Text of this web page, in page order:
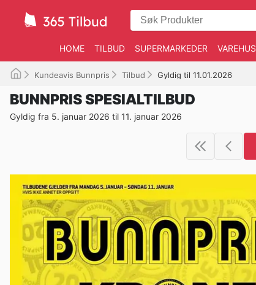
HOME TILBUD SUPERMARKEDER VAREHUS
Kundeavis Bunnpris Tilbud Gyldig til 11.01.2026
BUNNPRIS SPESIALTILBUD
Gyldig fra 5. januar 2026 til 11. januar 2026